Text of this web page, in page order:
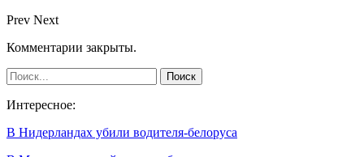
Prev Next
Комментарии закрыты.
Интересное:
В Нидерландах убили водителя-белоруса